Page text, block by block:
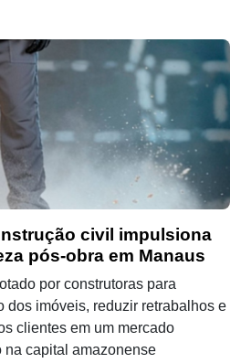
civil impulsiona
pós-obra em Manaus
por construtoras para
dos imóveis, reduzir retrabalhos e
clientes em um mercado
capital amazonense